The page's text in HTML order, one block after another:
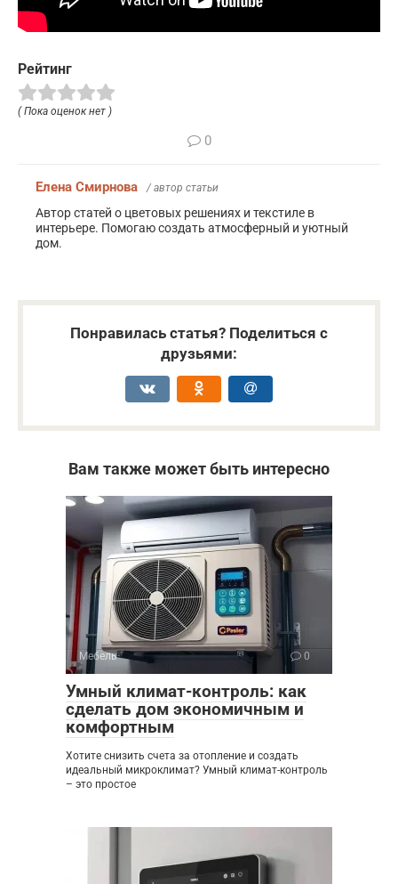
Рейтинг
( Пока оценок нет )
0
Елена Смирнова / автор статьи
Автор статей о цветовых решениях и текстиле в
интерьере. Помогаю создать атмосферный и уютный
дом.
Понравилась статья? Поделиться с
друзьями:
Вам также может быть интересно
Мебель 0
Умный климат-контроль: как
сделать дом экономичным и
комфортным
Хотите снизить счета за отопление и создать
идеальный микроклимат? Умный климат-контроль
– это простое